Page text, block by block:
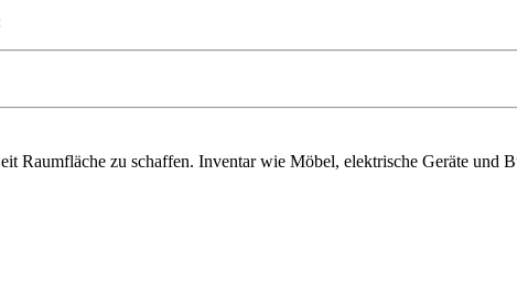
Raumfläche zu schaffen. Inventar wie Möbel, elektrische Geräte